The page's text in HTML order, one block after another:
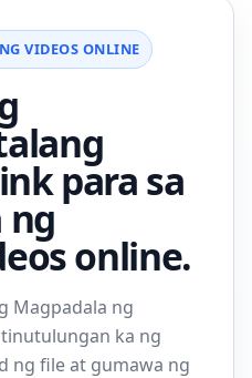
VIDEOS ONLINE
para sa
ng
online.
Magpadala ng
ka ng
ng file at gumawa ng